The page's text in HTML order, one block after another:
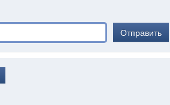
Отправить